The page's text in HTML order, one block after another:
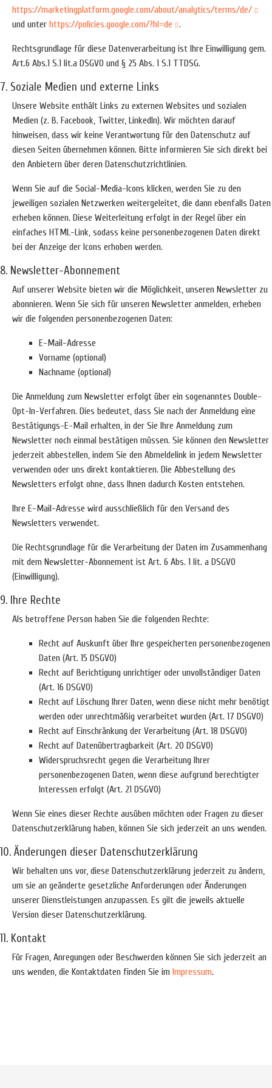
https://marketingplatform.google.com/about/analytics/terms/de/
und unter https://policies.google.com/?hl=de .
Rechtsgrundlage für diese Datenverarbeitung ist Ihre Einwilligung gem.
Art.6 Abs.1 S.1 lit.a DSGVO und § 25 Abs. 1 S.1 TTDSG.
7. Soziale Medien und externe Links
Unsere Website enthält Links zu externen Websites und sozialen
Medien (z. B. Facebook, Twitter, LinkedIn). Wir möchten darauf
hinweisen, dass wir keine Verantwortung für den Datenschutz auf
diesen Seiten übernehmen können. Bitte informieren Sie sich direkt bei
den Anbietern über deren Datenschutzrichtlinien.
Wenn Sie auf die Social-Media-Icons klicken, werden Sie zu den
jeweiligen sozialen Netzwerken weitergeleitet, die dann ebenfalls Daten
erheben können. Diese Weiterleitung erfolgt in der Regel über ein
einfaches HTML-Link, sodass keine personenbezogenen Daten direkt
bei der Anzeige der Icons erhoben werden.
8. Newsletter-Abonnement
Auf unserer Website bieten wir die Möglichkeit, unseren Newsletter zu
abonnieren. Wenn Sie sich für unseren Newsletter anmelden, erheben
wir die folgenden personenbezogenen Daten:
E-Mail-Adresse
Vorname (optional)
Nachname (optional)
Die Anmeldung zum Newsletter erfolgt über ein sogenanntes Double-
Opt-In-Verfahren. Dies bedeutet, dass Sie nach der Anmeldung eine
Bestätigungs-E-Mail erhalten, in der Sie Ihre Anmeldung zum
Newsletter noch einmal bestätigen müssen. Sie können den Newsletter
jederzeit abbestellen, indem Sie den Abmeldelink in jedem Newsletter
verwenden oder uns direkt kontaktieren. Die Abbestellung des
Newsletters erfolgt ohne, dass Ihnen dadurch Kosten entstehen.
Ihre E-Mail-Adresse wird ausschließlich für den Versand des
Newsletters verwendet.
Die Rechtsgrundlage für die Verarbeitung der Daten im Zusammenhang
mit dem Newsletter-Abonnement ist Art. 6 Abs. 1 lit. a DSGVO
(Einwilligung).
9. Ihre Rechte
Als betroffene Person haben Sie die folgenden Rechte:
Recht auf Auskunft über Ihre gespeicherten personenbezogenen
Daten (Art. 15 DSGVO)
Recht auf Berichtigung unrichtiger oder unvollständiger Daten
(Art. 16 DSGVO)
Recht auf Löschung Ihrer Daten, wenn diese nicht mehr benötigt
werden oder unrechtmäßig verarbeitet wurden (Art. 17 DSGVO)
Recht auf Einschränkung der Verarbeitung (Art. 18 DSGVO)
Recht auf Datenübertragbarkeit (Art. 20 DSGVO)
Widerspruchsrecht gegen die Verarbeitung Ihrer
personenbezogenen Daten, wenn diese aufgrund berechtigter
Interessen erfolgt (Art. 21 DSGVO)
Wenn Sie eines dieser Rechte ausüben möchten oder Fragen zu dieser
Datenschutzerklärung haben, können Sie sich jederzeit an uns wenden.
10. Änderungen dieser Datenschutzerklärung
Wir behalten uns vor, diese Datenschutzerklärung jederzeit zu ändern,
um sie an geänderte gesetzliche Anforderungen oder Änderungen
unserer Dienstleistungen anzupassen. Es gilt die jeweils aktuelle
Version dieser Datenschutzerklärung.
11. Kontakt
Für Fragen, Anregungen oder Beschwerden können Sie sich jederzeit an
uns wenden, die Kontaktdaten finden Sie im Impressum.